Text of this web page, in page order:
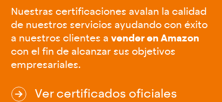
Nuestras certificaciones avalan la calidad
de nuestros servicios ayudando con éxito
a nuestros clientes avender en Amazon
con el fin de alcanzar sus objetivos
empresariales.
Ver certificados oficiales